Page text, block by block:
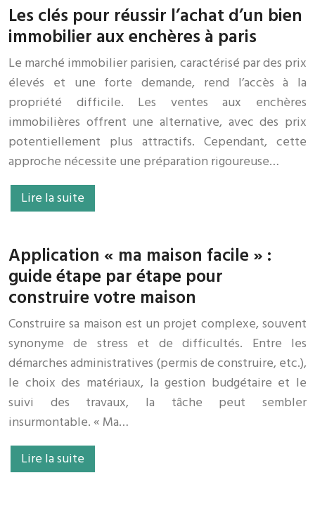
Les clés pour réussir l’achat d’un bien
immobilier aux enchères à paris
Le marché immobilier parisien, caractérisé par des prix
élevés et une forte demande, rend l’accès à la
propriété difficile. Les ventes aux enchères
immobilières offrent une alternative, avec des prix
potentiellement plus attractifs. Cependant, cette
approche nécessite une préparation rigoureuse…
Lire la suite
Application « ma maison facile » :
guide étape par étape pour
construire votre maison
Construire sa maison est un projet complexe, souvent
synonyme de stress et de difficultés. Entre les
démarches administratives (permis de construire, etc.),
le choix des matériaux, la gestion budgétaire et le
suivi des travaux, la tâche peut sembler
insurmontable. « Ma…
Lire la suite